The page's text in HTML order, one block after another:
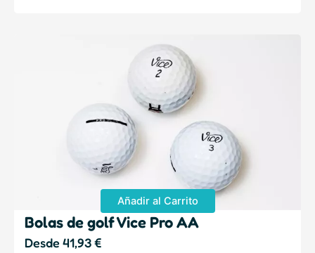
Añadir al Carrito
Bolas de golf Vice Pro AA
Desde41,93€